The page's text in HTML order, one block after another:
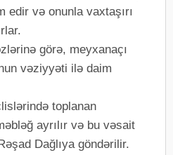
edir və onunla vaxtaşırı
görə, meyxanaçı
vəziyyəti ilə daim
toplanan
ayrılır və bu vəsait
Dağlıya göndərilir.